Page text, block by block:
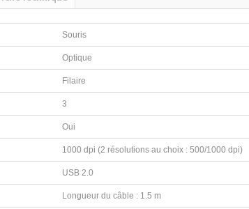
Souris
Optique
Filaire
3
Oui
1000 dpi (2 résolutions au choix : 500/1000 dpi)
USB 2.0
Longueur du câble : 1.5 m